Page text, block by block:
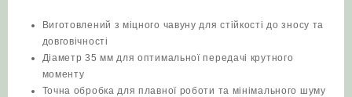
Виготовлений з міцного чавуну для стійкості до зносу та
довговічності
Діаметр 35 мм для оптимальної передачі крутного
моменту
Точна обробка для плавної роботи та мінімального шуму